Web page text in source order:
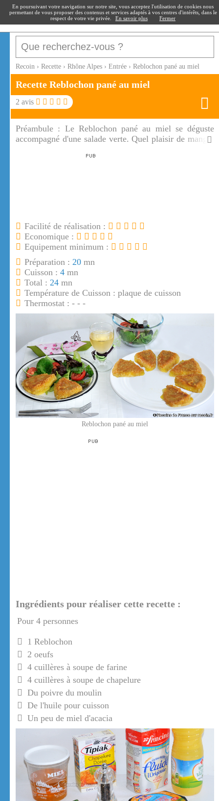
recoin.fr
Recoin › Recette › Rhône Alpes › Entrée › Reblochon pané au miel
Recette Reblochon pané au miel
2 avis
Préambule : Le Reblochon pané au miel se déguste
accompagné d'une salade verte. Quel plaisir de manger
saveur du miel qui dégouline dans l'assiette!
Facilité de réalisation :
Economique :
Equipement minimum :
Préparation : 20 mn
Cuisson : 4 mn
Total : 24 mn
Température de Cuisson : plaque de cuisson
Thermostat : - - -
Reblochon pané au miel
Ingrédients pour réaliser cette recette :
Pour 4 personnes
1 Reblochon
2 oeufs
4 cuillères à soupe de farine
4 cuillères à soupe de chapelure
Du poivre du moulin
De l'huile pour cuisson
Un peu de miel d'acacia
En poursuivant votre navigation sur notre site, vous acceptez l'utilisation de cookies nous
permettant de vous proposer des contenus et services adaptés à vos centres d'intérêts, dans le
respect de votre vie privée.
En savoir plus Fermer